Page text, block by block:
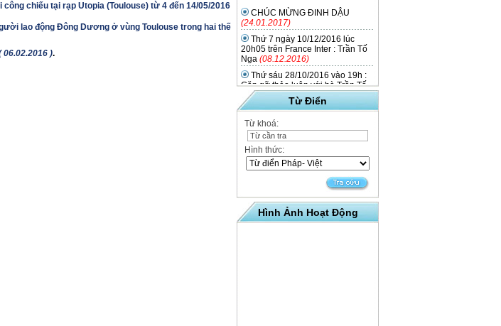
chiếu tại rạp Utopia (Toulouse) từ 4 đến 14/05/2016
lao động Đông Dương ở vùng Toulouse trong hai thế
06.02.2016 ).
CHÚC MỪNG ĐINH DẬU
(24.01.2017)
Thứ 7 ngày 10/12/2016 lúc
20h05 trên France Inter : Trần Tố
Nga(08.12.2016)
Thứ sáu 28/10/2016 vào 19h :
Gặp gỡ thảo luận với bà Trần Tố
Nga quanh cuốn sách
(20.10.2016)
Thứ tư ngày 14/09/2016 lúc
18h : gặp gỡ giới thiệu về các lớp
tiếng Việt sắp mở
Mekong stories - Phim của
Phan Đăng Di công chiếu tại rạp
Utopia (Toulouse) từ 4 đến
(01.05.2016)
20/4/2016 : Film Mekong
Stories của Phan Dang Di ra mắt
quần chúng Pháp.(08.04.2016)
Từ Điển
Từ khoá:
Hình thức:
Hình Ảnh Hoạt Động